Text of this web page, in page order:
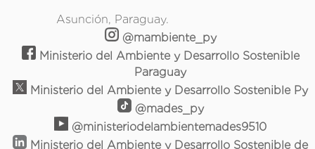
Asunción, Paraguay.
@mambiente_py
Ministerio del Ambiente y Desarrollo Sostenible
Paraguay
Ministerio del Ambiente y Desarrollo Sostenible Py
@mades_py
@ministeriodelambientemades9510
Ministerio del Ambiente y Desarrollo Sostenible de